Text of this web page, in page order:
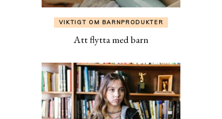
VIKTIGT OM BARNPRODUKTER
Att flytta med barn